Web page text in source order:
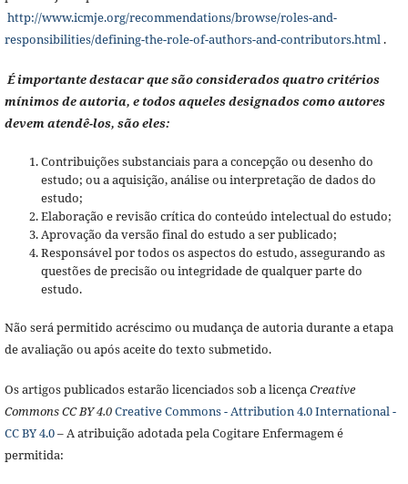
http://www.icmje.org/recommendations/browse/roles-and-
responsibilities/defining-the-role-of-authors-and-contributors.html.
É importante destacar que são considerados quatro critérios
mínimos de autoria, e todos aqueles designados como autores
devem atendê-los, são eles:
Contribuições substanciais para a concepção ou desenho do
estudo; ou a aquisição, análise ou interpretação de dados do
estudo;
Elaboração e revisão crítica do conteúdo intelectual do estudo;
Aprovação da versão final do estudo a ser publicado;
Responsável por todos os aspectos do estudo, assegurando as
questões de precisão ou integridade de qualquer parte do
estudo.
Não será permitido acréscimo ou mudança de autoria durante a etapa
de avaliação ou após aceite do texto submetido.
Os artigos publicados estarão licenciados sob a licençaCreative
Commons CC BY 4.0Creative Commons - Attribution 4.0 International -
CC BY 4.0– A atribuição adotada pela Cogitare Enfermagem é
permitida: